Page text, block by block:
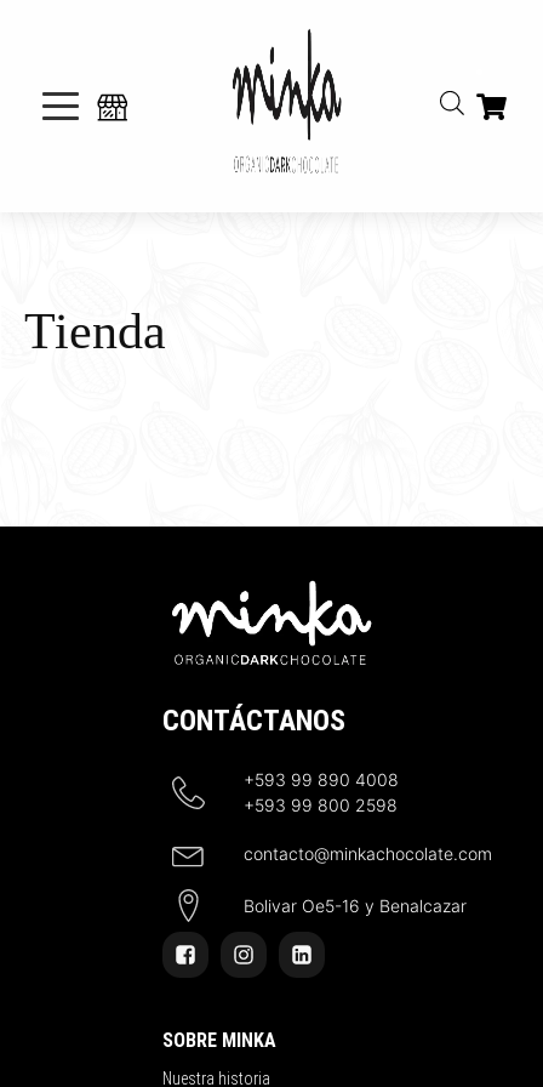
Tienda
CONTÁCTANOS
+593 99 890 4008
+593 99 800 2598
contacto@minkachocolate.com
Bolivar Oe5-16 y Benalcazar
SOBRE MINKA
Nuestra historia